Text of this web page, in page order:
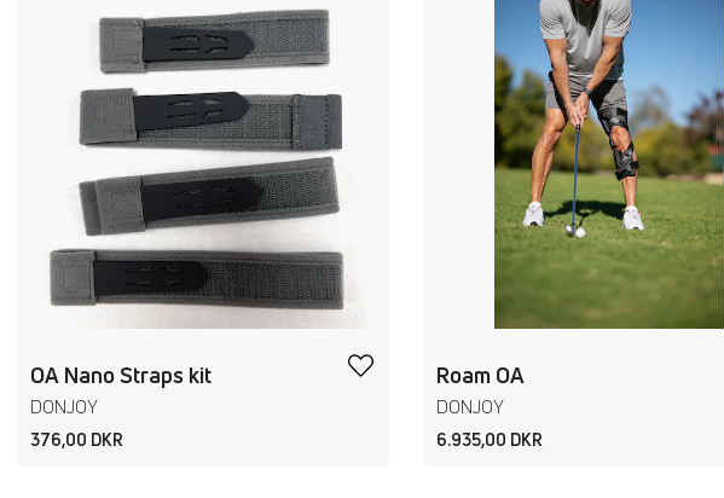
OA Nano Straps kit
DONJOY
376,00 DKR
Roam OA
DONJOY
6.935,00 DKR